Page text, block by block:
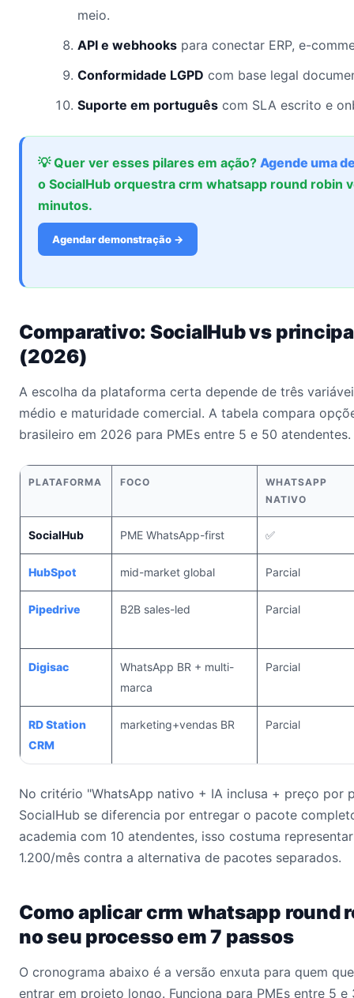
meio.
API e webhooks para conectar ERP, e-
Conformidade LGPD com base legal
Suporte em português com SLA escrito e
💡 Quer ver esses pilares em ação? Agende uma
o SocialHub orquestra crm whatsapp round robin
minutos.
Agendar demonstração →
Comparativo: SocialHub vs
(2026)
A escolha da plataforma certa depende de três
médio e maturidade comercial. A tabela compara
brasileiro em 2026 para PMEs entre 5 e 50 atendentes.
PLATAFORMA FOCO
WHATSAPP
NATIVO
SocialHub PME WhatsApp-first ✅
HubSpot mid-market global Parcial
Pipedrive B2B sales-led Parcial
Digisac
WhatsApp BR + multi-
marca
Parcial
RD Station
CRM
marketing+vendas BR Parcial
No critério "WhatsApp nativo + IA inclusa + preço por
SocialHub se diferencia por entregar o pacote
academia com 10 atendentes, isso costuma
1.200/mês contra a alternativa de pacotes separados.
Como aplicar crm whatsapp round
no seu processo em 7 passos
O cronograma abaixo é a versão enxuta para quem
entrar em projeto longo. Funciona para PMEs entre 5 e